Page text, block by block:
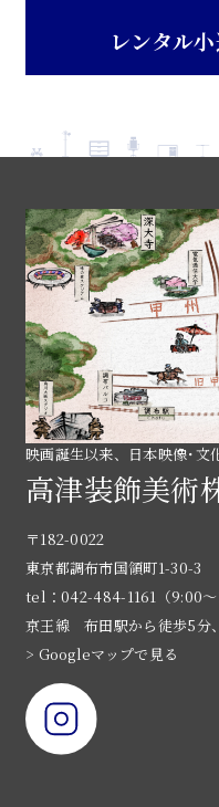
レンタル
映画誕生以来、日本映像･文
高津装飾美術
〒182-0022
東京都調布市国領町1-30-3
tel：042-484-1161（9:00〜
京王線 布田駅から徒歩5分
> Googleマップで見る